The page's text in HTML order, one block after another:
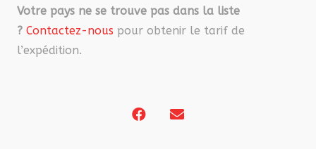
Votre pays ne se trouve pas dans la liste
? Contactez-nous pour obtenir le tarif de
l’expédition.